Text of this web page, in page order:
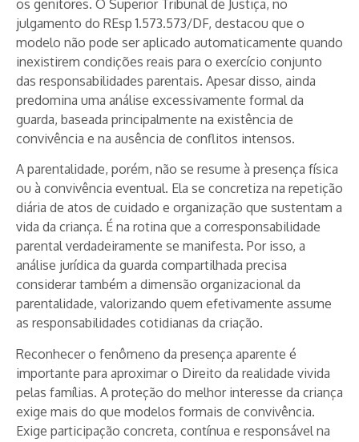
os genitores. O Superior Tribunal de Justiça, no
julgamento do REsp 1.573.573/DF, destacou que o
modelo não pode ser aplicado automaticamente quando
inexistirem condições reais para o exercício conjunto
das responsabilidades parentais. Apesar disso, ainda
predomina uma análise excessivamente formal da
guarda, baseada principalmente na existência de
convivência e na ausência de conflitos intensos.
A parentalidade, porém, não se resume à presença física
ou à convivência eventual. Ela se concretiza na repetição
diária de atos de cuidado e organização que sustentam a
vida da criança. É na rotina que a corresponsabilidade
parental verdadeiramente se manifesta. Por isso, a
análise jurídica da guarda compartilhada precisa
considerar também a dimensão organizacional da
parentalidade, valorizando quem efetivamente assume
as responsabilidades cotidianas da criação.
Reconhecer o fenômeno da presença aparente é
importante para aproximar o Direito da realidade vivida
pelas famílias. A proteção do melhor interesse da criança
exige mais do que modelos formais de convivência.
Exige participação concreta, contínua e responsável na